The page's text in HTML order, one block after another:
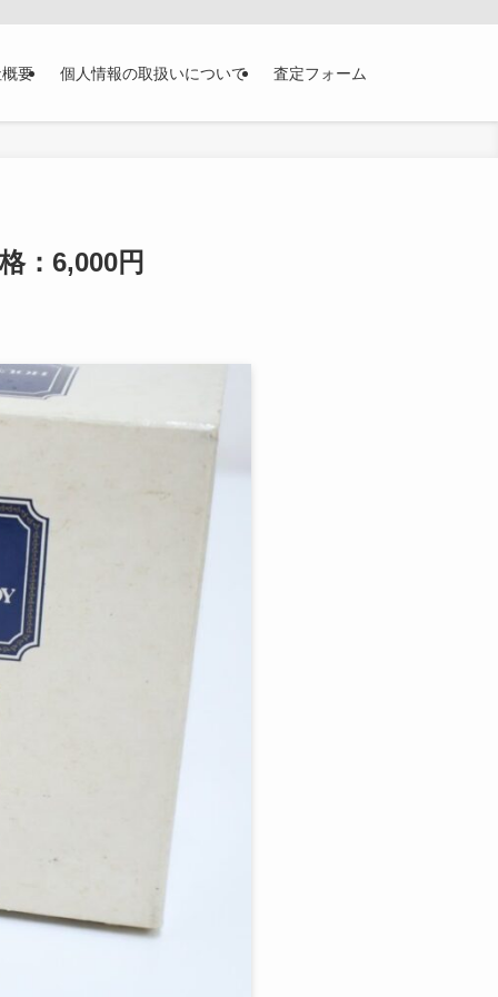
要 個人情報の取扱いについて 査定フォーム
：6,000円